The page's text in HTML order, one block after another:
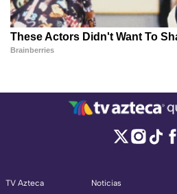
TV Azteca
Noticias